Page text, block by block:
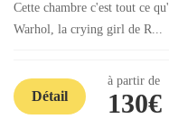
Cette chambre c'est tout ce
Warhol, la crying girl de R...
Détail
à partir de
130€